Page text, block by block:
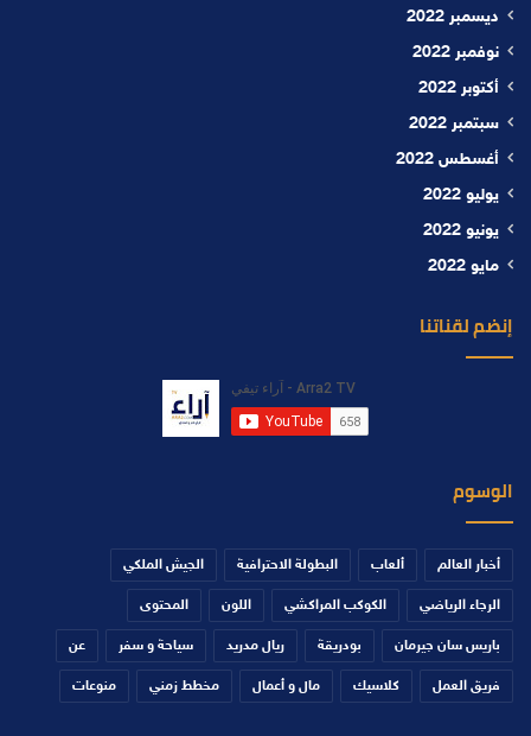
ديسمبر 2022
نوفمبر 2022
أكتوبر 2022
سبتمبر 2022
أغسطس 2022
يوليو 2022
يونيو 2022
مايو 2022
إنضم لقناتنا
الوسوم
أخبار العالم ألعاب البطولة الاحترافية الجيش الملكي
الرجاء الرياضي الكوكب المراكشي اللون المحتوى
باريس سان جيرمان بودريقة ريال مدريد سياحة و سفر عن
فريق العمل كلاسيك مال و أعمال مخطط زمني منوعات